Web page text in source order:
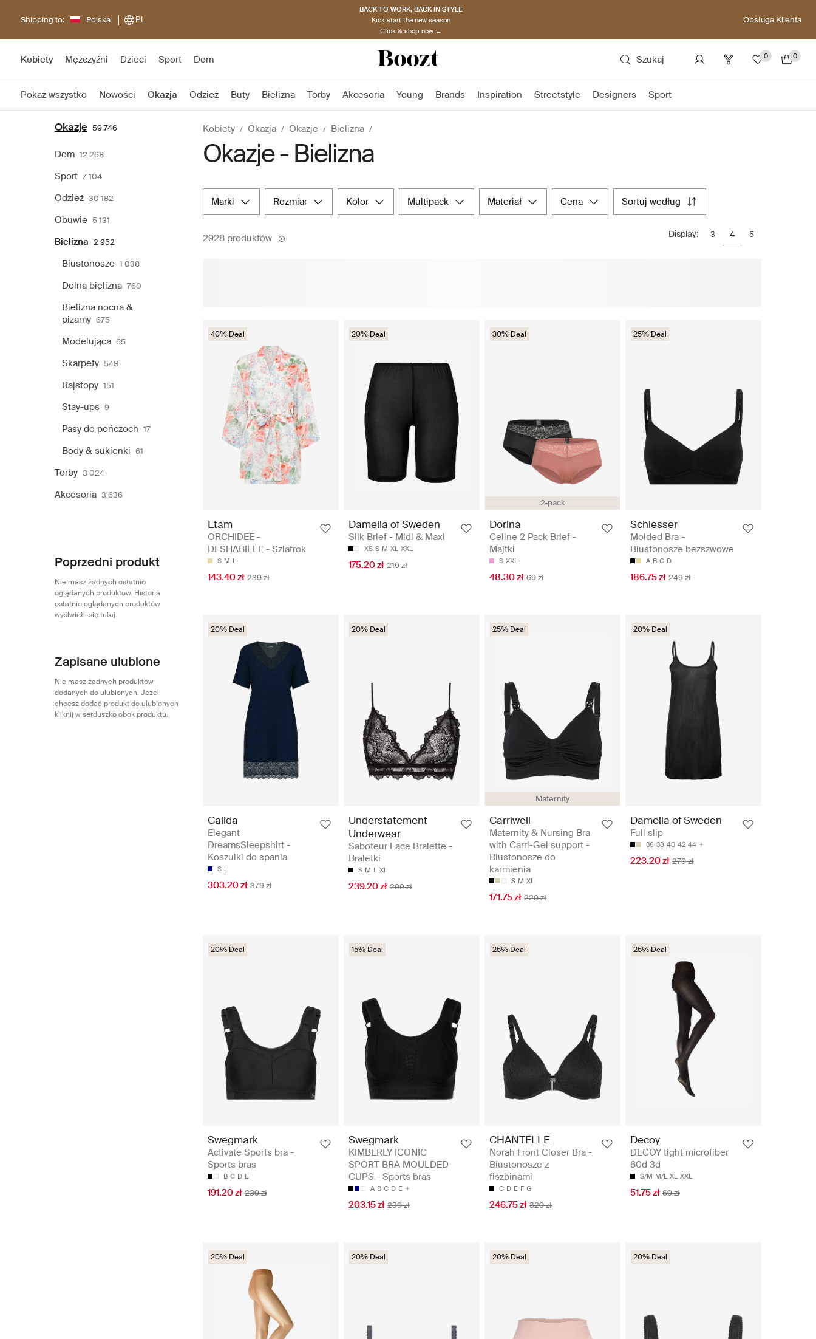
Shipping to: Polska PL
BACK TO WORK, BACK IN STYLE
Kick start the new season
Click & shop now →
Obsługa Klienta
Kobiety Mężczyźni Dzieci Sport Dom Szukaj 0 0
Pokaż wszystko Nowości Okazja Odzież Buty Bielizna Torby Akcesoria Young Brands Inspiration Streetstyle Designers Sport
Okazje 59 746
Dom 12 268
Sport 7 104
Odzież 30 182
Obuwie 5 131
Bielizna 2 952
Biustonosze 1 038
Dolna bielizna 760
Bielizna nocna &
piżamy 675
Modelująca 65
Skarpety 548
Rajstopy 151
Stay-ups 9
Pasy do pończoch 17
Body & sukienki 61
Torby 3 024
Akcesoria 3 636
Poprzedni produkt
Nie masz żadnych ostatnio
oglądanych produktów. Historia
ostatnio oglądanych produktów
wyślwietli się tutaj.
Zapisane ulubione
Nie masz żadnych produktów
dodanych do ulubionych. Jeżeli
chcesz dodać produkt do ulubionych
kliknij w serduszko obok produktu.
Kobiety Okazja Okazje Bielizna
Okazje - Bielizna
marki rozmiar kolor multipack materiał cena sortuj według
2928 produktów Display: 3 4 5
40% Deal
Etam
ORCHIDEE -
DESHABILLE - Szlafrok
S M L
143.40 zł 239 zł
20% Deal
Damella of Sweden
Silk Brief - Midi & Maxi
XS S M XL XXL
175.20 zł 219 zł
2-pack
30% Deal
Dorina
Celine 2 Pack Brief -
Majtki
S XXL
48.30 zł 69 zł
25% Deal
Schiesser
Molded Bra -
Biustonosze bezszwowe
A B C D
186.75 zł 249 zł
20% Deal
Calida
Elegant
DreamsSleepshirt -
Koszulki do spania
S L
303.20 zł 379 zł
20% Deal
Understatement
Underwear
Saboteur Lace Bralette -
Braletki
S M L XL
239.20 zł 299 zł
Maternity
25% Deal
Carriwell
Maternity & Nursing Bra
with Carri-Gel support -
Biustonosze do
karmienia
S M XL
171.75 zł 229 zł
20% Deal
Damella of Sweden
Full slip
36 38 40 42 44
223.20 zł 279 zł
20% Deal
Swegmark
Activate Sports bra -
Sports bras
B C D E
191.20 zł 239 zł
15% Deal
Swegmark
KIMBERLY ICONIC
SPORT BRA MOULDED
CUPS - Sports bras
A B C D E
203.15 zł 239 zł
25% Deal
CHANTELLE
Norah Front Closer Bra -
Biustonosze z
fiszbinami
C D E F G
246.75 zł 329 zł
25% Deal
Decoy
DECOY tight microfiber
60d 3d
S/M M/L XL XXL
51.75 zł 69 zł
20% Deal 20% Deal 20% Deal 20% Deal